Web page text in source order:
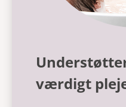
værdigt